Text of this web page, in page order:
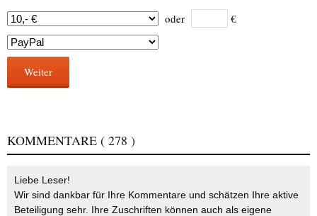
oder
€
Weiter
KOMMENTARE ( 278 )
Liebe Leser!
Wir sind dankbar für Ihre Kommentare und schätzen Ihre aktive
Beteiligung sehr. Ihre Zuschriften können auch als eigene